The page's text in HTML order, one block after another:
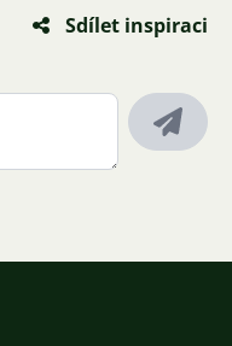
Sdílet inspiraci